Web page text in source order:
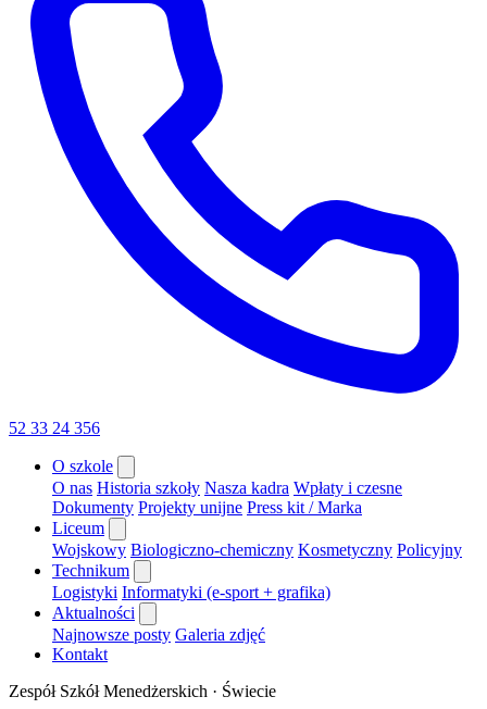
52 33 24 356
O szkole
O nas Historia szkoły Nasza kadra Wpłaty i czesne
Dokumenty Projekty unijne Press kit / Marka
Liceum
Wojskowy Biologiczno-chemiczny Kosmetyczny Policyjny
Technikum
Logistyki Informatyki (e-sport + grafika)
Aktualności
Najnowsze posty Galeria zdjęć
Kontakt
Zespół Szkół Menedżerskich · Świecie